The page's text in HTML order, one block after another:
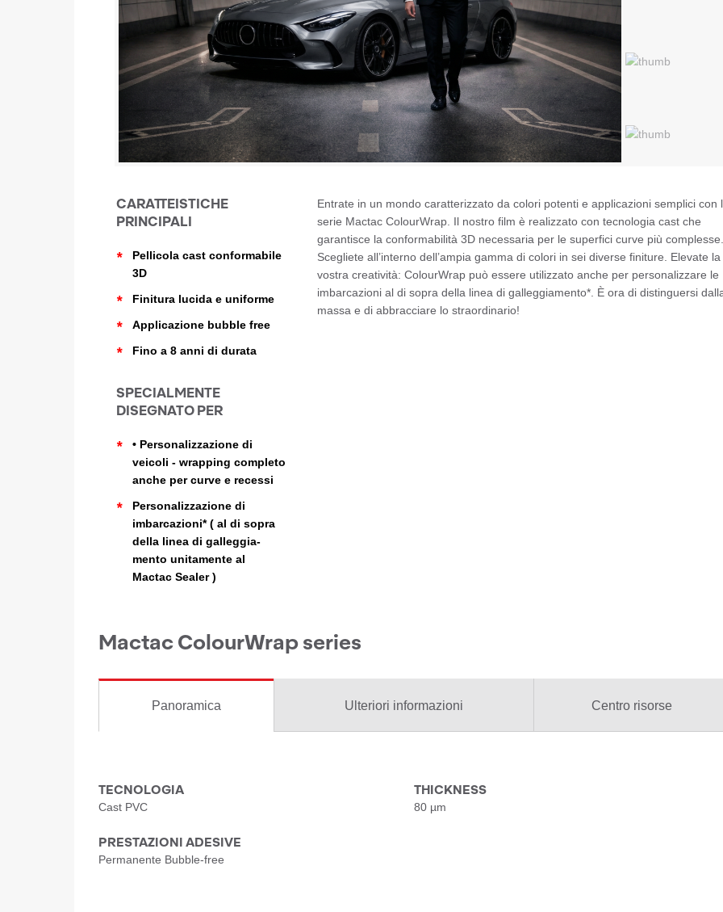
CARATTEISTICHE
PRINCIPALI
*
Pellicola cast conformabile
3D
* Finitura lucida e uniforme
* Applicazione bubble free
* Fino a 8 anni di durata
SPECIALMENTE
DISEGNATO PER
*
• Personalizzazione di
veicoli - wrapping completo
anche per curve e recessi
*
Personalizzazione di
imbarcazioni* ( al di sopra
della linea di galleggia-
mento unitamente al
Mactac Sealer )
Entrate in un mondo caratterizzato da colori potenti e applicazioni semplici con
serie Mactac ColourWrap. Il nostro film è realizzato con tecnologia cast che
garantisce la conformabilità 3D necessaria per le superfici curve più complesse.
Scegliete all’interno dell’ampia gamma di colori in sei diverse finiture. Elevate la
vostra creatività: ColourWrap può essere utilizzato anche per personalizzare le
imbarcazioni al di sopra della linea di galleggiamento*. È ora di distinguersi
massa e di abbracciare lo straordinario!
Mactac ColourWrap series
Panoramica Ulteriori informazioni Centro risorse
TECNOLOGIA
Cast PVC
THICKNESS
80 µm
PRESTAZIONI ADESIVE
Permanente Bubble-free